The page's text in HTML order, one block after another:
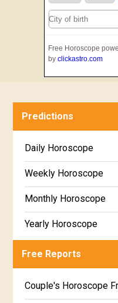
Free Horoscope
by clickastro.com
Predictions
Daily Horoscope
Weekly Horoscope
Monthly Horoscope
Yearly Horoscope
Free Reports
Couple's Horoscope